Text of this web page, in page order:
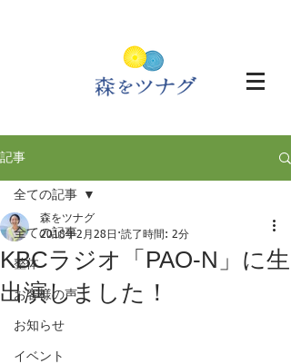
記事
全ての記事
整体
お客様の声
お知らせ
イベント
全ての記事
KBCラジオ「PAO-N」に生
出演しました！
森をツナグ
2018年2月28日 読了時間: 2分